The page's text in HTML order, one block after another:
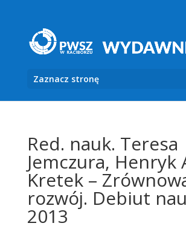
Zaznacz stronę
Red. nauk. Teresa
Jemczura, Henryk
Kretek –
rozwój. Debiut
2013